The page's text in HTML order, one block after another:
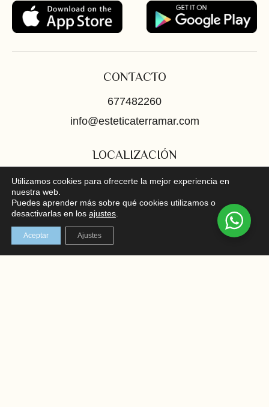
CONTACTO
677482260
info@esteticaterramar.com
LOCALIZACIÓN
C/ Mayor 102, bajo, Santa Pola
En el corazón de la Costa Blanca
REDES SOCIALES
Instagram Facebook
Utilizamos cookies para ofrecerte la mejor experiencia en
nuestra web.
Puedes aprender más sobre qué cookies utilizamos o
desactivarlas en los ajustes
Aceptar Ajustes